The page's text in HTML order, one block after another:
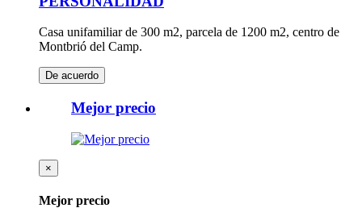
Casa unifamiliar de 300 m2, parcela de 1200 m2, centro de
Montbrió del Camp.
De acuerdo
Mejor precio
×
Mejor precio